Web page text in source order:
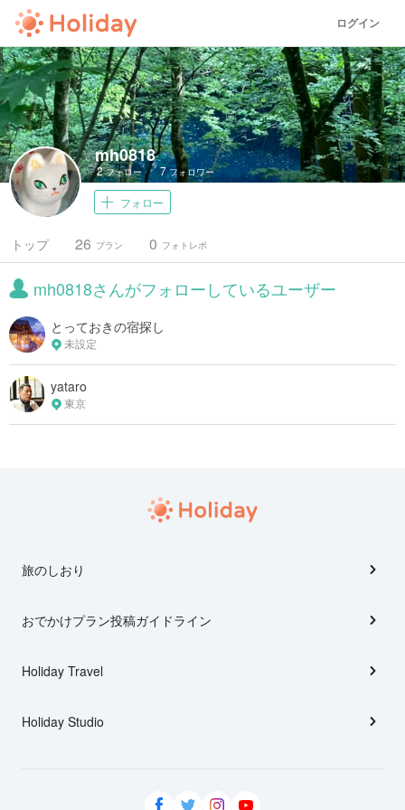
ログイン
mh0818
2フォロー 7フォロワー
フォロー
トップ プラン
26 フォトレポ
0
mh0818さんがフォローしているユーザー
とっておきの宿探し
未設定
yataro
東京
旅のしおり
おでかけプラン投稿ガイドライン
Holiday Travel
Holiday Studio